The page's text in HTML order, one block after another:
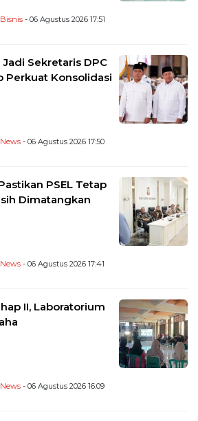
Bisnis - 06 Agustus 2026 17:51
Sekretaris DPC
Perkuat Konsolidasi
News - 06 Agustus 2026 17:50
PSEL Tetap
Dimatangkan
News - 06 Agustus 2026 17:41
II, Laboratorium
News - 06 Agustus 2026 16:09